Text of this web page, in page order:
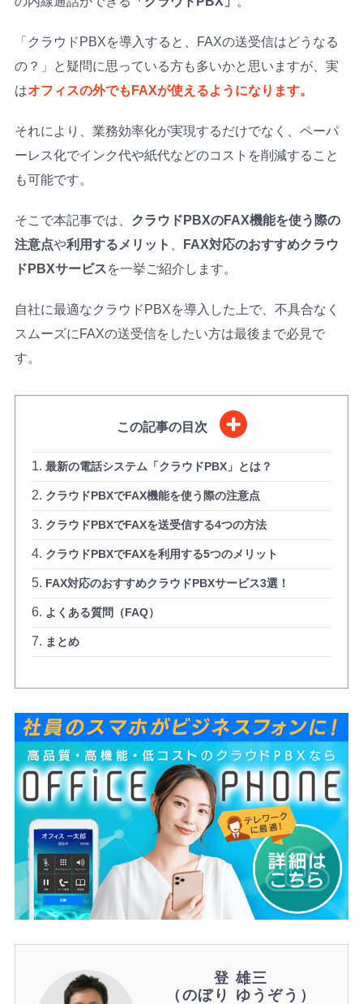
「クラウドPBXを導入すると、FAXの送受信はどうなる
の？」と疑問に思っている方も多いかと思いますが、実
はオフィスの外でもFAXが使えるようになります。
それにより、業務効率化が実現するだけでなく、ペーパ
ーレス化でインク代や紙代などのコストを削減すること
も可能です。
そこで本記事では、 クラウドPBXのFAX機能を使う際の
注意点や利用するメリット
FAX対応のおすすめクラウ
ドPBXサービスを一挙ご紹介します。
自社に最適なクラウドPBXを導入した上で、不具合なく
スムーズにFAXの送受信をしたい方は最後まで必見で
す。
この記事の目次
最新の電話システム「クラウドPBX」とは？
クラウドPBXでFAX機能を使う際の注意点
クラウドPBXでFAXを送受信する4つの方法
クラウドPBXでFAXを利用する5つのメリット
FAX対応のおすすめクラウドPBXサービス3選！
よくある質問（FAQ）
まとめ
登 雄三
（のぼり ゆうぞう）